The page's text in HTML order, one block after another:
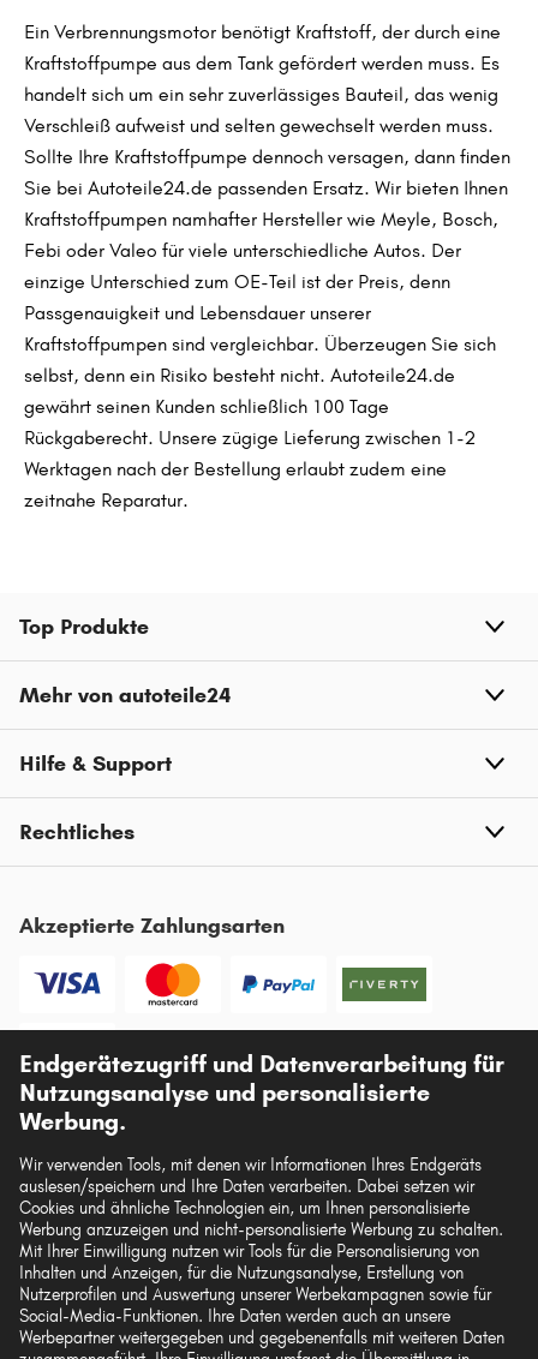
Ein Verbrennungsmotor benötigt Kraftstoff, der durch eine
Kraftstoffpumpe aus dem Tank gefördert werden muss. Es
handelt sich um ein sehr zuverlässiges Bauteil, das wenig
Verschleiß aufweist und selten gewechselt werden muss.
Sollte Ihre Kraftstoffpumpe dennoch versagen, dann finden
Sie bei Autoteile24.de passenden Ersatz. Wir bieten Ihnen
Kraftstoffpumpen namhafter Hersteller wie Meyle, Bosch,
Febi oder Valeo für viele unterschiedliche Autos. Der
einzige Unterschied zum OE-Teil ist der Preis, denn
Passgenauigkeit und Lebensdauer unserer
Kraftstoffpumpen sind vergleichbar. Überzeugen Sie sich
selbst, denn ein Risiko besteht nicht. Autoteile24.de
gewährt seinen Kunden schließlich 100 Tage
Rückgaberecht. Unsere zügige Lieferung zwischen 1-2
Werktagen nach der Bestellung erlaubt zudem eine
zeitnahe Reparatur.
Top Produkte
Mehr von autoteile24
Hilfe & Support
Rechtliches
Akzeptierte Zahlungsarten
Vorkasse
Unsere Versandpartner
Die hier dargestellten Daten, insbesondere die gesamte Datenbank, dürfen nicht
vervielfältigt werden. Die Vervielfältigung und Verbreitung der Daten und der
Datenbank ohne vorherige Einwilligung von TecAlliance und/oder die
Einbeziehung Dritter in solche Aktivitäten ist streng verboten. Jegliche
unautorisierte Nutzung von Inhalten stellt eine Verletzung des Urheberrechts dar
und kann rechtliche Schritte nach sich ziehen.
Endgerätezugriff und Datenverarbeitung für
Nutzungsanalyse und personalisierte
Werbung.
Wir verwenden Tools, mit denen wir Informationen Ihres Endgeräts
auslesen/speichern und Ihre Daten verarbeiten. Dabei setzen wir
Cookies und ähnliche Technologien ein, um Ihnen personalisierte
Werbung anzuzeigen und nicht-personalisierte Werbung zu schalten.
Mit Ihrer Einwilligung nutzen wir Tools für die Personalisierung von
Inhalten und Anzeigen, für die Nutzungsanalyse, Erstellung von
Nutzerprofilen und Auswertung unserer Werbekampagnen sowie für
Social-Media-Funktionen. Ihre Daten werden auch an unsere
Werbepartner weitergegeben und gegebenenfalls mit weiteren Daten